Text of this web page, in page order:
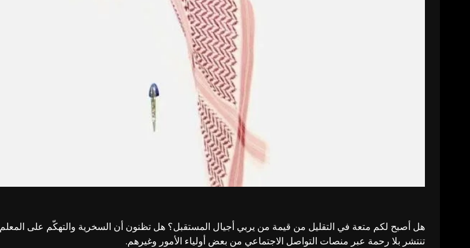
هل أصبح لكم متعة في التقليل من قيمة من يربي أجيال المستقبل؟ هل تظنون أن السخرية والتهكّم على
تنتشر بلا رحمة عبر منصات التواصل الاجتماعي من بعض أولياء الأمور وغيرهم.